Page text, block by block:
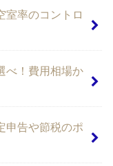
室率のコントロ
べ！費用相場か
申告や節税のポ